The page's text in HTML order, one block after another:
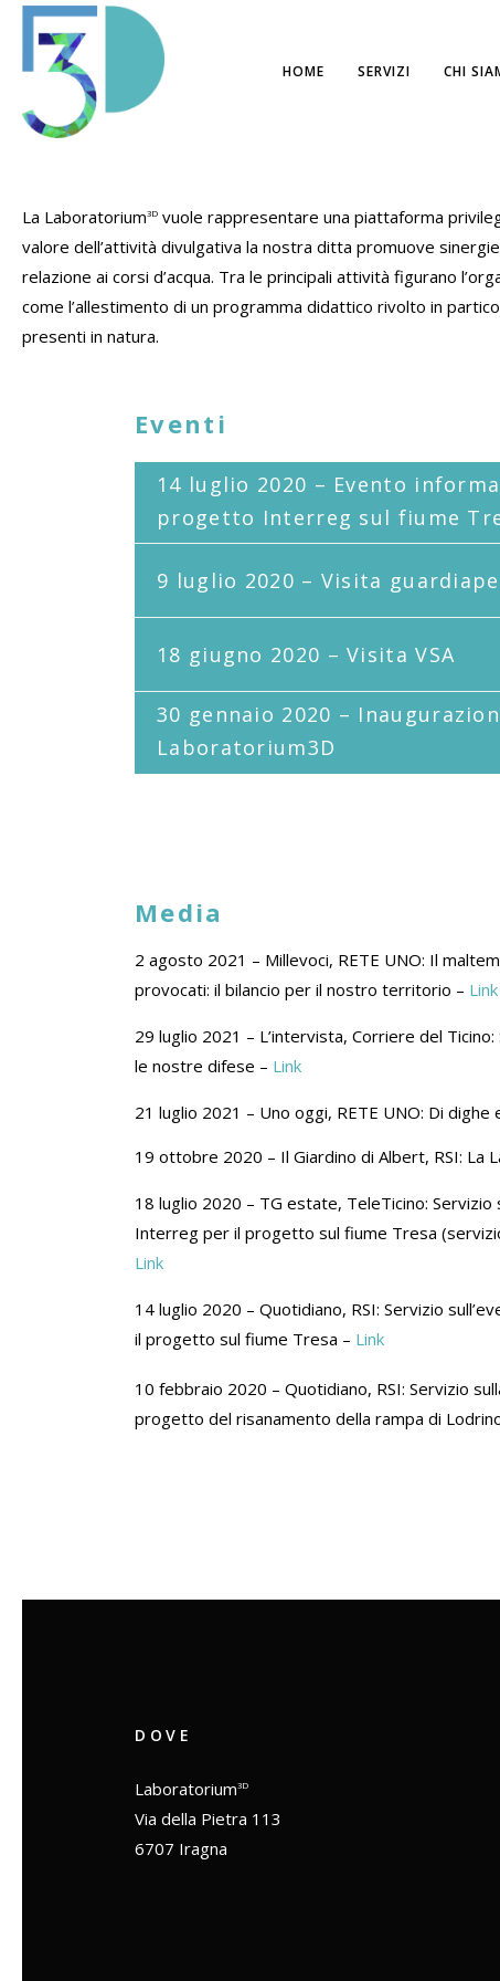
HOME SERVIZI CHI
La Laboratorium3D vuole rappresentare una piattaforma
valore dell’attività divulgativa la nostra ditta promuove
relazione ai corsi d’acqua. Tra le principali attività figurano
come l’allestimento di un programma didattico rivolto in
presenti in natura.
Eventi
14 luglio 2020 – Evento
progetto Interreg sul fiume
9 luglio 2020 – Visita
18 giugno 2020 – Visita VSA
30 gennaio 2020 –
Laboratorium3D
Media
2 agosto 2021 – Millevoci, RETE UNO: Il
provocati: il bilancio per il nostro territorio – Link
29 luglio 2021 – L’intervista, Corriere del
le nostre difese – Link
21 luglio 2021 – Uno oggi, RETE UNO: Di dighe
19 ottobre 2020 – Il Giardino di Albert, RSI: La
18 luglio 2020 – TG estate, TeleTicino: Servizio
Interreg per il progetto sul fiume Tresa
Link
14 luglio 2020 – Quotidiano, RSI: Servizio
il progetto sul fiume Tresa – Link
10 febbraio 2020 – Quotidiano, RSI: Servizio
progetto del risanamento della rampa di
DOVE
Laboratorium3D
Via della Pietra 113
6707 Iragna